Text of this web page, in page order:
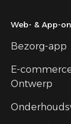
Web- & App-
Bezorg-app
E-
Ontwerp